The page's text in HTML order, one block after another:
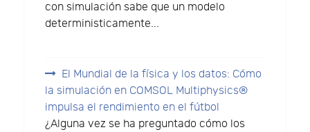
con simulación sabe que un modelo
deterministicamente...
El Mundial de la física y los datos: Cómo
la simulación en COMSOL Multiphysics®
impulsa el rendimiento en el fútbol
¿Alguna vez se ha preguntado cómo los